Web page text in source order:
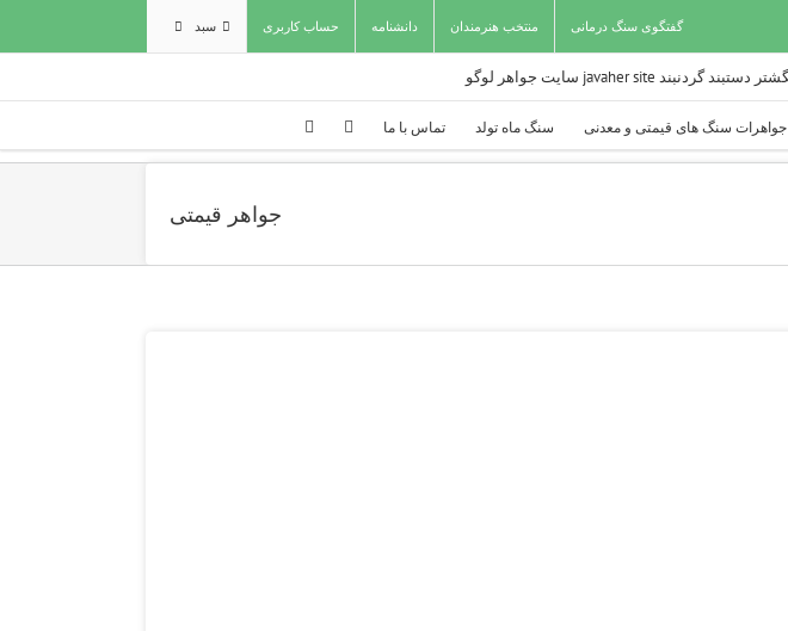
گفتگوی سنگ درمانی منتخب هنرمندان دانشنامه حساب کاربری سبد
جواهرات سنگ های قیمتی و معدنی سنگ ماه تولد تماس با ما
جواهر قیمتی